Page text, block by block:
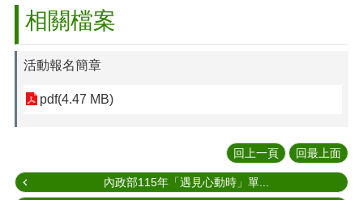
相關檔案
活動報名簡章
pdf(4.47 MB)
回上一頁 回最上面
內政部115年「遇見心動時」單...